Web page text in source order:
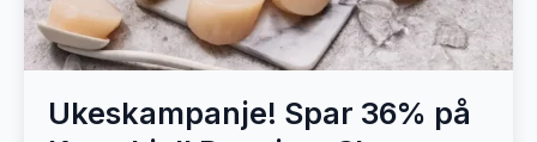
Ukeskampanje! Spar 36% på